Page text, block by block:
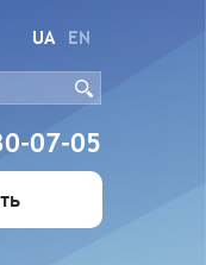
UA EN
07-05